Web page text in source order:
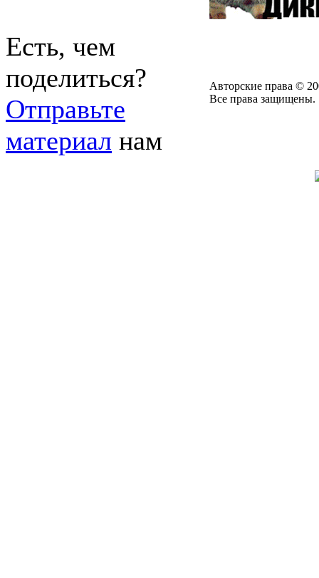
Есть, чем
поделиться?
Отправьте
материал нам
Авторские права ©
Все права защищены.